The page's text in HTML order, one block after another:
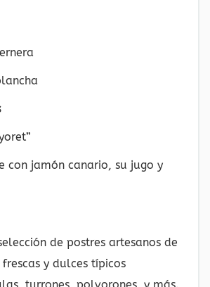
con jamón canario, su jugo y
de postres artesanos de
y dulces típicos